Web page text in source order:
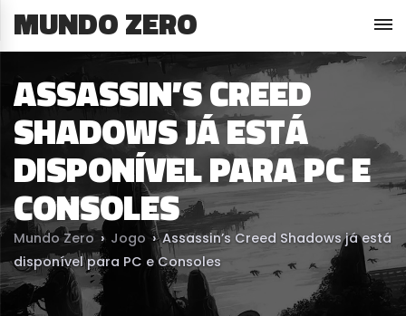
MUNDO ZERO
ASSASSIN’S CREED
SHADOWS JÁ ESTÁ
DISPONÍVEL PARA PC E
CONSOLES
Mundo Zero › Jogo › Assassin’s Creed Shadows já está
disponível para PC e Consoles